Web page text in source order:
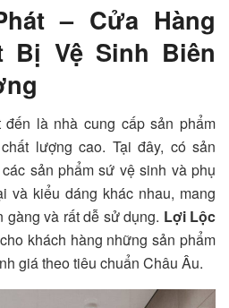
– Cửa Hàng
Bị Vệ Sinh Biên
đến là nhà cung cấp sản phẩm
lượng cao. Tại đây, có sản
sản phẩm sứ vệ sinh và phụ
và kiểu dáng khác nhau, mang
và rất dễ sử dụng. Lợi Lộc
khách hàng những sản phẩm
giá theo tiêu chuẩn Châu Âu.